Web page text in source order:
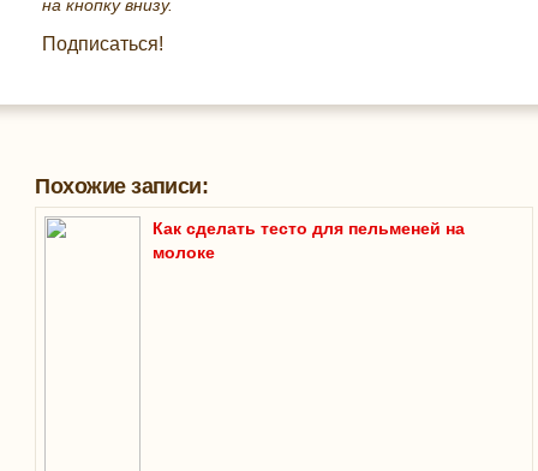
на кнопку внизу.
Подписаться!
Похожие записи:
Как сделать тесто для пельменей на
молоке